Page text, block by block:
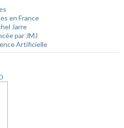
en France
Jarre
par JMJ
Artificielle